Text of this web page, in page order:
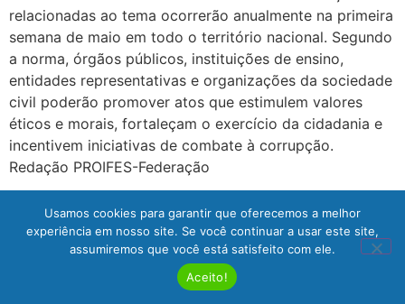
relacionadas ao tema ocorrerão anualmente na primeira
semana de maio em todo o território nacional. Segundo
a norma, órgãos públicos, instituições de ensino,
entidades representativas e organizações da sociedade
civil poderão promover atos que estimulem valores
éticos e morais, fortaleçam o exercício da cidadania e
incentivem iniciativas de combate à corrupção.
Redação PROIFES-Federação
mais antigos
Usamos cookies para garantir que oferecemos a melhor
experiência em nosso site. Se você continuar a usar este site,
assumiremos que você está satisfeito com ele.
Aceito!